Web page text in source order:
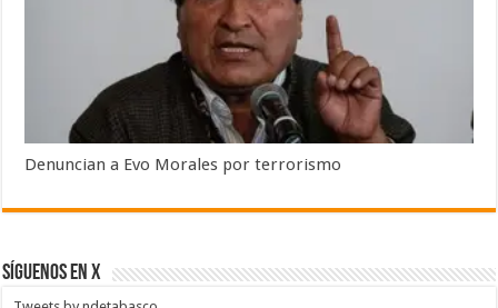
Denuncian a Evo Morales por terrorismo
SÍGUENOS EN X